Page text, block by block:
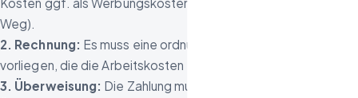
Kosten ggf. als Werbungskosten abziehbar – ein anderer
Weg).
2. Rechnung: Es muss eine ordnungsgemäße Rechnung
vorliegen, die die Arbeitskosten erkennen lässt.
3. Überweisung: Die Zahlung muss unbar erfolgen – per